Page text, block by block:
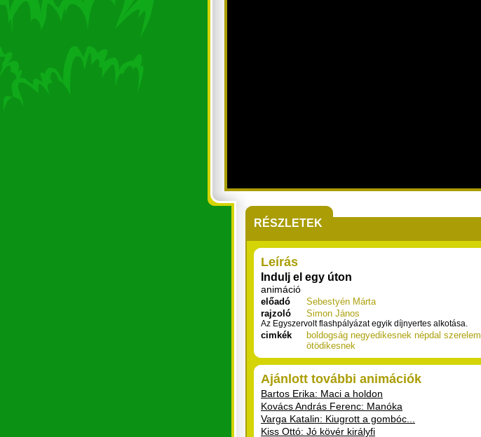
RÉSZLETEK
Leírás
Indulj el egy úton
animáció
előadó
Sebestyén Márta
rajzoló
Simon János
Az Egyszervolt flashpályázat egyik díjnyertes alkotása.
cimkék boldogság negyedikesnek népdal szerelem
ötödikesnek
Ajánlott további animációk
Bartos Erika: Maci a holdon
Kovács András Ferenc: Manóka
Varga Katalin: Kiugrott a gombóc...
Kiss Ottó: Jó kövér királyfi